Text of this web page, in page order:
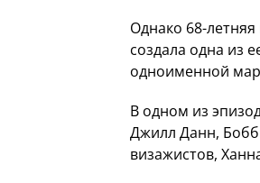
Однако 68-
создала одна из
одноименной
В одном из
Джилл Данн,
визажистов,